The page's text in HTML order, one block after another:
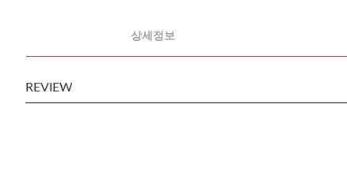
상세정보
REVIEW